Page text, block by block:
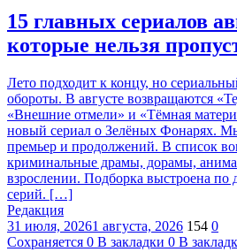
15 главных сериалов
которые нельзя
Лето подходит к концу, но
обороты. В августе возвращаются
«Внешние отмели» и «Тёмная
новый сериал о Зелёных Фонарях.
премьер и продолжений. В список
криминальные драмы, дорамы,
взрослении. Подборка выстроена по
серий. […]
Редакция
31 июля, 20261 августа, 2026 154 0
Сохраняется 0 В закладки 0 В